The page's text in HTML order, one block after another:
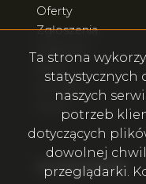
Oferty
Zgłoszenia
Kontakt
social.media
Ta strona
statystycznych
naszych
potrzeb
dotyczących
dowolnej
przeglądarki.